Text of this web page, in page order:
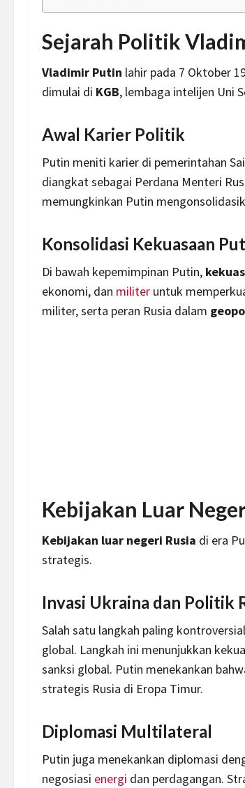
Sejarah Politik
Vladimir Putin lahir pada 7 Oktober
dimulai di KGB, lembaga intelijen Uni
Awal Karier Politik
Putin meniti karier di pemerintahan
diangkat sebagai Perdana Menteri
memungkinkan Putin
Konsolidasi Kekuasaan
Di bawah kepemimpinan Putin,
ekonomi, dan militer untuk
militer, serta peran Rusia dalam
Kebijakan Luar
Kebijakan luar negeri Rusia di era
strategis.
Invasi Ukraina dan Politik
Salah satu langkah paling
global. Langkah ini menunjukkan
sanksi global. Putin menekankan
strategis Rusia di Eropa Timur.
Diplomasi Multilateral
Putin juga menekankan diplomasi
negosiasi energi dan perdagangan.